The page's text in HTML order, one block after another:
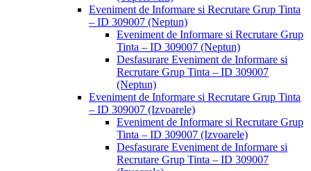
Eveniment de Informare si Recrutare Grup Tinta
– ID 309007 (Neptun)
Eveniment de Informare si Recrutare Grup
Tinta – ID 309007 (Neptun)
Desfasurare Eveniment de Informare si
Recrutare Grup Tinta – ID 309007
(Neptun)
Eveniment de Informare si Recrutare Grup Tinta
– ID 309007 (Izvoarele)
Eveniment de Informare si Recrutare Grup
Tinta – ID 309007 (Izvoarele)
Desfasurare Eveniment de Informare si
Recrutare Grup Tinta – ID 309007